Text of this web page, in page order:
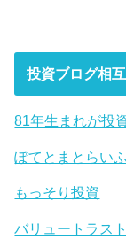
投資ブログ相
81年生まれが投
ぽてとまとらいふ
もっそり投資
バリュートラス